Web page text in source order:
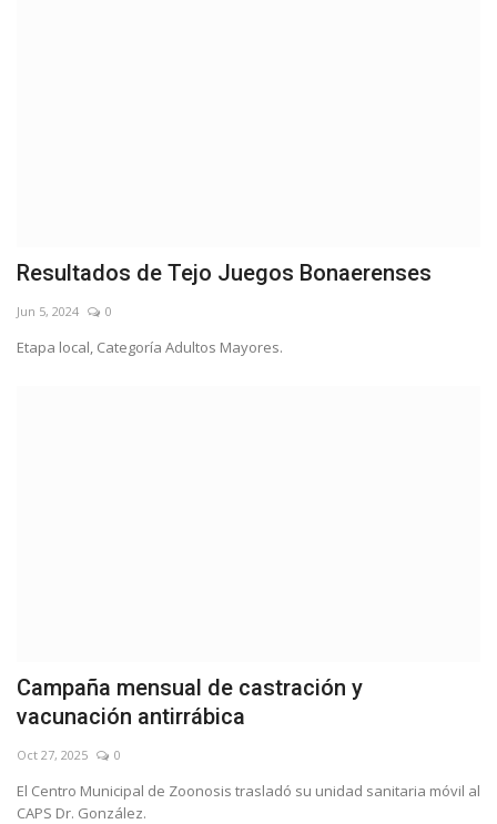
Resultados de Tejo Juegos Bonaerenses
Jun 5, 2024 0
Etapa local, Categoría Adultos Mayores.
Campaña mensual de castración y
vacunación antirrábica
Oct 27, 2025 0
El Centro Municipal de Zoonosis trasladó su unidad sanitaria móvil al
CAPS Dr. González.